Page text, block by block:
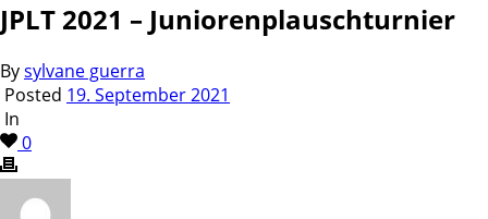
JPLT 2021 – Juniorenplauschturnier
Bysylvane guerra
Posted 19. September 2021
In
0